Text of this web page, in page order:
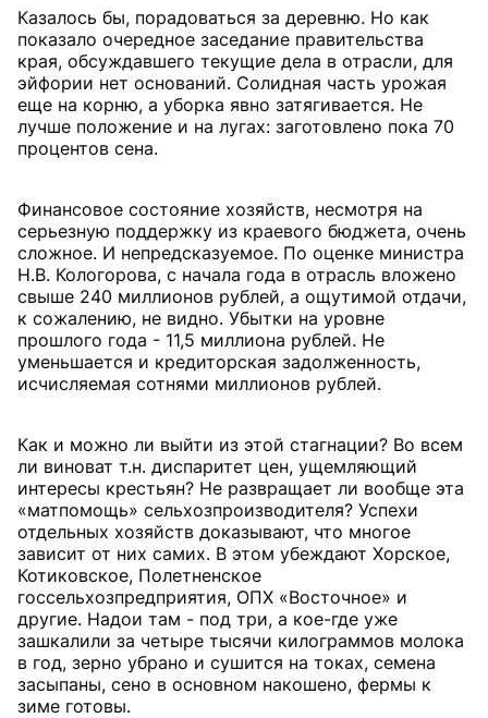
Казалось бы, порадоваться за деревню. Но как
показало очередное заседание правительства
края, обсуждавшего текущие дела в отрасли, для
эйфории нет оснований. Солидная часть урожая
еще на корню, а уборка явно затягивается. Не
лучше положение и на лугах: заготовлено пока 70
процентов сена.
Финансовое состояние хозяйств, несмотря на
серьезную поддержку из краевого бюджета, очень
сложное. И непредсказуемое. По оценке министра
Н.В. Кологорова, с начала года в отрасль вложено
свыше 240 миллионов рублей, а ощутимой отдачи,
к сожалению, не видно. Убытки на уровне
прошлого года - 11,5 миллиона рублей. Не
уменьшается и кредиторская задолженность,
исчисляемая сотнями миллионов рублей.
Как и можно ли выйти из этой стагнации? Во всем
ли виноват т.н. диспаритет цен, ущемляющий
интересы крестьян? Не развращает ли вообще эта
«матпомощь» сельхозпроизводителя? Успехи
отдельных хозяйств доказывают, что многое
зависит от них самих. В этом убеждают Хорское,
Котиковское, Полетненское
госсельхозпредприятия, ОПХ «Восточное» и
другие. Надои там - под три, а кое-где уже
зашкалили за четыре тысячи килограммов молока
в год, зерно убрано и сушится на токах, семена
засыпаны, сено в основном накошено, фермы к
зиме готовы.